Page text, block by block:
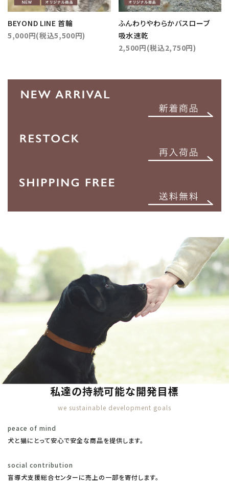
BEYOND LINE 首輪
5,000円(税込5,500円)
ふんわりやわらかバスローブ
吸水速乾
2,500円(税込2,750円)
私達の持続可能な開発目標
we sustainable development goals
peace of mind
犬と猫にとって安心で安全な商品を提供します。
social contribution
盲導犬支援総合センターに売上の一部を寄付します。